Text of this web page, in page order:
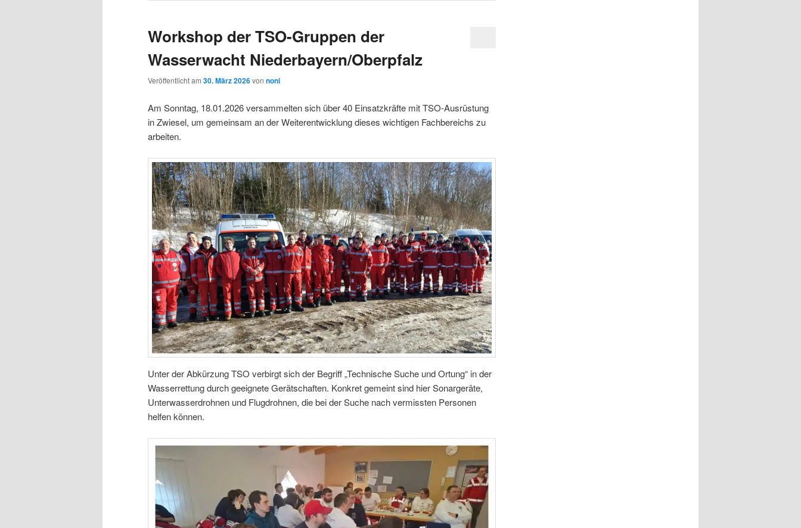
Workshop der TSO-Gruppen der
Wasserwacht Niederbayern/Oberpfalz
Veröffentlicht am 30. März 2026von noni
Am Sonntag, 18.01.2026 versammelten sich über 40 Einsatzkräfte mit TSO-Ausrüstung
in Zwiesel, um gemeinsam an der Weiterentwicklung dieses wichtigen Fachbereichs zu
arbeiten.
Unter der Abkürzung TSO verbirgt sich der Begriff „Technische Suche und Ortung“ in der
Wasserrettung durch geeignete Gerätschaften. Konkret gemeint sind hier Sonargeräte,
Unterwasserdrohnen und Flugdrohnen, die bei der Suche nach vermissten Personen
helfen können.